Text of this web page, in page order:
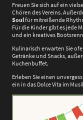
Freuen Sie sich auf ein
Chören des Vereins.
Soulfür mitreißende
Für die Kinder gibt es jede
und ein kreatives
Kulinarisch erwarten Sie
Getränke und Snacks,
Kuchenbuffet.
Erleben Sie einen
ein in das Dolce Vita im